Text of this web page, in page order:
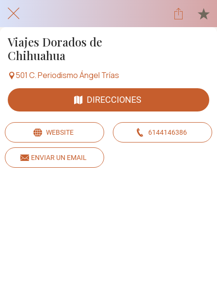
Viajes Dorados de
Chihuahua
501 C. Periodismo Ángel Trías
DIRECCIONES
WEBSITE 6144146386
ENVIAR UN EMAIL